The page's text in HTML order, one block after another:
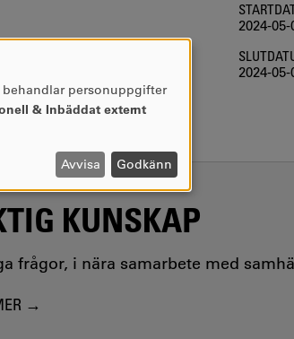
2024-05-
2024-
KUNSKAP
frågor, i nära samarbete med
behandlar personuppgifter
& Inbäddat externt
Avvisa Godkänn